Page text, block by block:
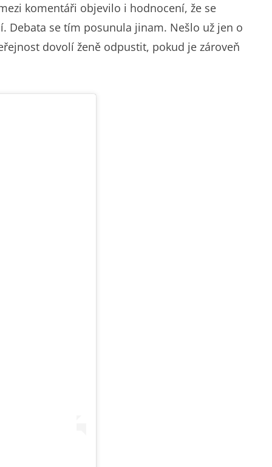
komentáři objevilo i hodnocení, že se
Debata se tím posunula jinam. Nešlo už jen o
dovolí ženě odpustit, pokud je zároveň